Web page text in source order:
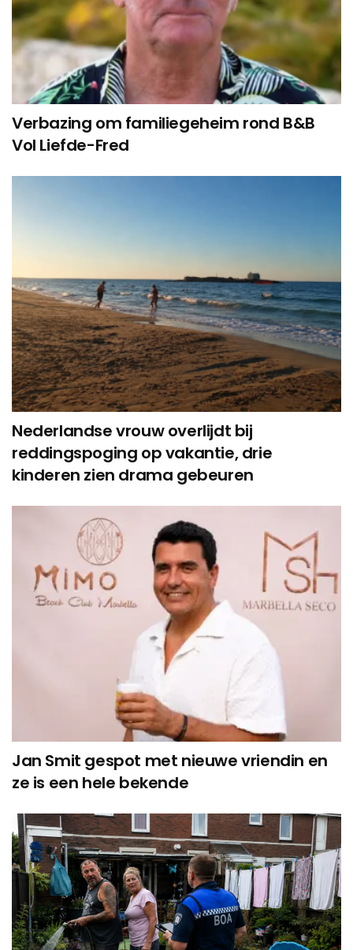
Verbazing om familiegeheim rond B&B
Vol Liefde-Fred
Nederlandse vrouw overlijdt bij
reddingspoging op vakantie, drie
kinderen zien drama gebeuren
Jan Smit gespot met nieuwe vriendin en
ze is een hele bekende